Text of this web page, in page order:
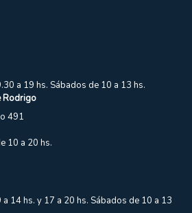
a 19 hs. Sábados de 10 a 13 hs.
Rodrigo
491
10 a 20 hs.
a 14 hs. y 17 a 20 hs. Sábados de 10 a 13